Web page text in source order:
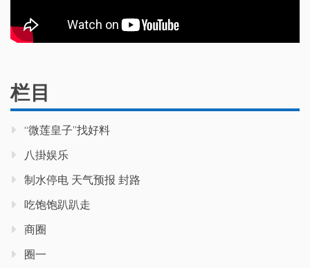
栏目
“微莲皇子”找好料
八掛娱乐
制水停电 天气预报 封路
吃饱饱趴趴走
商圈
圈一